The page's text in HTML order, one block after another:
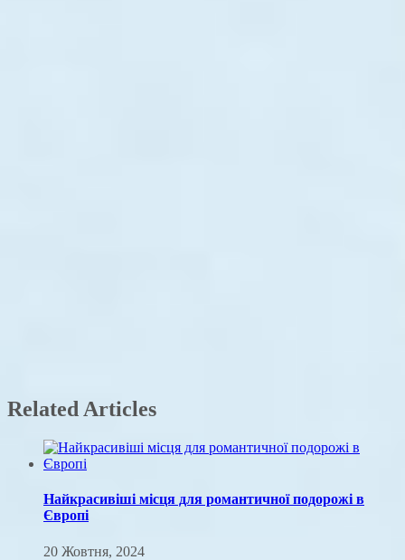
Related Articles
Найкрасивіші місця для романтичної подорожі в
Європі
20 Жовтня, 2024